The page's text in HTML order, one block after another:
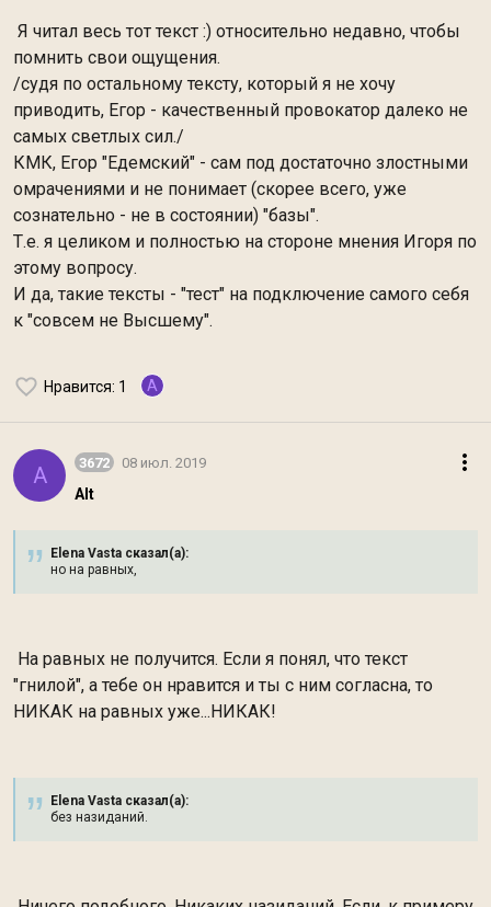
Я читал весь тот текст :) относительно недавно, чтобы
помнить свои ощущения.
/судя по остальному тексту, который я не хочу
приводить, Егор - качественный провокатор далеко не
самых светлых сил./
КМК, Егор "Едемский" - сам под достаточно злостными
омрачениями и не понимает (скорее всего, уже
сознательно - не в состоянии) "базы".
Т.е. я целиком и полностью на стороне мнения Игоря по
этому вопросу.
И да, такие тексты - "тест" на подключение самого себя
к "совсем не Высшему".
Нравится: 1 A
A 3672 08 июл. 2019
Alt
Elena Vasta сказал(а):
но на равных,
На равных не получится. Если я понял, что текст
"гнилой", а тебе он нравится и ты с ним согласна, то
НИКАК на равных уже...НИКАК!
Elena Vasta сказал(а):
без назиданий.